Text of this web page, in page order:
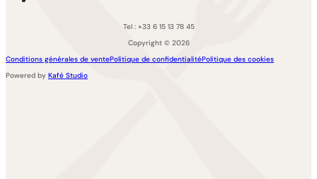
Tel : +33 6 15 13 78 45
Copyright © 2026
Conditions générales de ventePolitique de confidentialitéPolitique des cookies
Powered by Kafé Studio